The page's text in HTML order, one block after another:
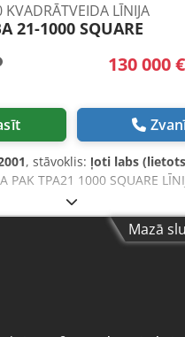
LĪNIJA
21-1000 SQUARE
130 000 €
, stāvoklis: ļoti labs
PAK TPA21 1000 SQUARE
V50, 15 000 DARBA
- IETINAMĀ PAKOTĀJS
- KONVEIJERI.
I H Dsx Anksr
Mazā